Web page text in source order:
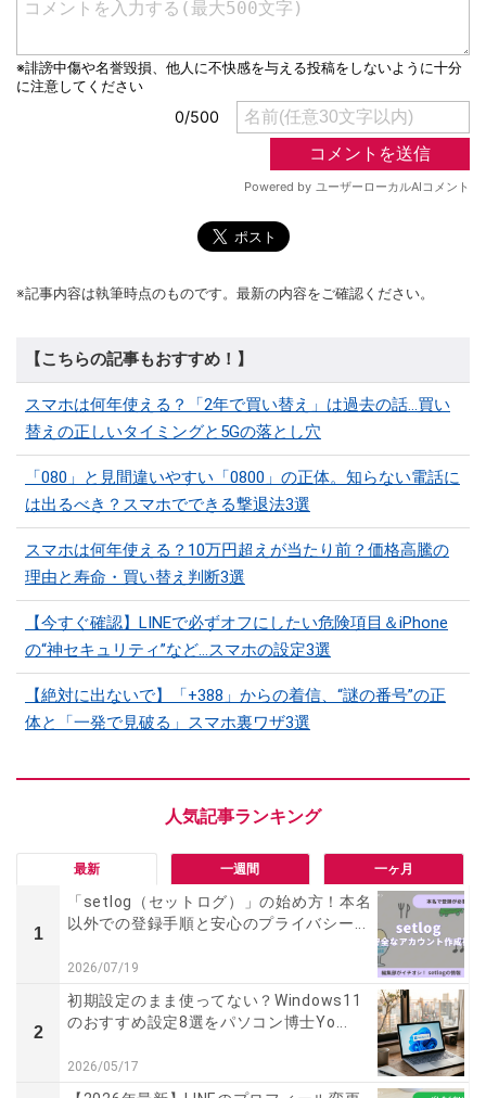
※記事内容は執筆時点のものです。最新の内容をご確認ください。
【こちらの記事もおすすめ！】
スマホは何年使える？「2年で買い替え」は過去の話…買い
替えの正しいタイミングと5Gの落とし穴
「080」と見間違いやすい「0800」の正体。知らない電話に
は出るべき？スマホでできる撃退法3選
スマホは何年使える？10万円超えが当たり前？価格高騰の
理由と寿命・買い替え判断3選
【今すぐ確認】LINEで必ずオフにしたい危険項目＆iPhone
の“神セキュリティ”など…スマホの設定3選
【絶対に出ないで】「+388」からの着信、“謎の番号”の正
体と「一発で見破る」スマホ裏ワザ3選
最新 一週間 一ヶ月
1
「setlog（セットログ）」の始め方！本名
以外での登録手順と安心のプライバシー...
2026/07/19
2
初期設定のまま使ってない？Windows11
のおすすめ設定8選をパソコン博士Yo...
2026/05/17